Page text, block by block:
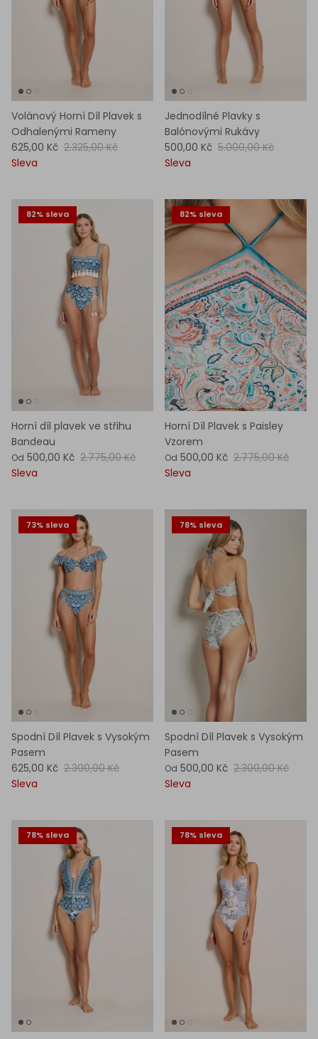
Volánový Horní Díl Plavek s
Odhalenými Rameny
625,00 Kč 2.325,00 Kč
Sleva
Jednodílné Plavky s
Balónovými Rukávy
500,00 Kč 5.000,00 Kč
Sleva
82% sleva
Horní díl plavek ve střihu
Bandeau
Od 500,00 Kč 2.775,00 Kč
Sleva
82% sleva
Horní Díl Plavek s Paisley
Vzorem
Od 500,00 Kč 2.775,00 Kč
Sleva
73% sleva
Spodní Díl Plavek s Vysokým
Pasem
625,00 Kč 2.300,00 Kč
Sleva
78% sleva
Spodní Díl Plavek s Vysokým
Pasem
Od 500,00 Kč 2.300,00 Kč
Sleva
78% sleva 78% sleva